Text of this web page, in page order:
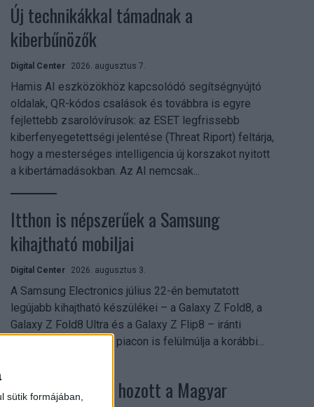
sütik formájában,
Új technikákkal támadnak a
kiberbűnözők
Digital Center 2026. augusztus 7.
Hamis AI eszközökhöz kapcsolódó segítségnyújtó
oldalak, QR-kódos csalások és továbbra is egyre
fejlettebb zsarolóvírusok: az ESET legfrissebb
kiberfenyegetettségi jelentése (Threat Riport) feltárja,
hogy a mesterséges intelligencia új korszakot nyitott
a kibertámadásokban. Az AI nemcsak...
Itthon is népszerűek a Samsung
kihajtható mobiljai
Digital Center 2026. augusztus 3.
A Samsung Electronics július 22-én bemutatott
legújabb kihajtható készülékei – a Galaxy Z Fold8, a
Galaxy Z Fold8 Ultra és a Galaxy Z Flip8 – iránti
érdeklődés a magyar piacon is felülmúlja a korábbi...
Költési bummot hozott a Magyar